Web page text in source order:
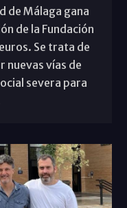
de Málaga gana
de la Fundación
Se trata de
nuevas vías de
severa para